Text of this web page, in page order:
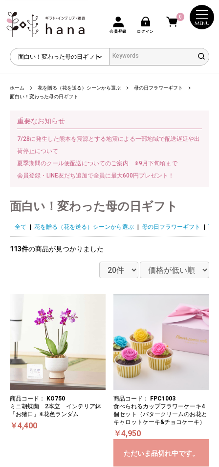
MENU
会員登録 ログイン
0
ホーム 花を贈る（花を送る）シーンから選ぶ
母の日フラワーギフト
面白い！変わった母の日ギフト
重要なお知らせ
7/28に発生した熊本を震源とする地震による一部地域で配送遅延や出
荷停止について
夏季期間のクール便配送についてのご案内 ※9月下旬頃まで
会員登録・LINE友だち追加で全員に最大600円プレゼント！
面白い！変わった母の日ギフト
全て 花を贈る（花を送る）シーンから選ぶ 母の日フラワーギフト 面
113件の商品が見つかりました
商品コード：
KO750
ミニ胡蝶蘭 2本立 インテリア鉢
「お猪口」※花色ランダム
￥4,400
商品コード：
FPC1003
食べられるカップフラワーケーキ4
個セット（バタークリームのお花と
キャロットケーキ&チョコケーキ）
￥4,950
ただいま品切れ中です。